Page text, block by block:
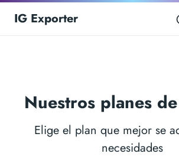
IG Exporter
Nuestros planes
Elige el plan que mejor se
necesidades